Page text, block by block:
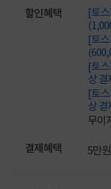
할인혜택
[토
[토
[토
상 결
[토
상 결
무이
결제혜택 5만원